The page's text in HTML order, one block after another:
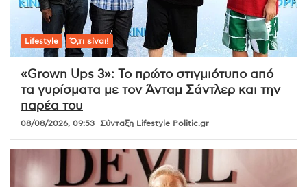
Lifestyle Ό,τι είναι!
«Grown Ups 3»: Το πρώτο στιγμιότυπο από
τα γυρίσματα με τον Άνταμ Σάντλερ και την
παρέα του
08/08/2026, 09:53 Σύνταξη Lifestyle Politic.gr